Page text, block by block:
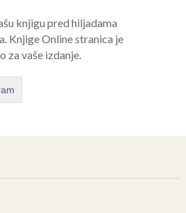
knjigu pred hiljadama
Knjige Online stranica je
za vaše izdanje.